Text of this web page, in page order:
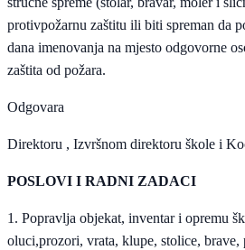
protivpožarnu zaštitu ili biti spreman da
dana imenovanja na mjesto odgovorne
zaštita od požara.
Odgovara
Direktoru , Izvršnom direktoru škole i
POSLOVI I RADNI ZADACI
1. Popravlja objekat, inventar i opremu
oluci,prozori, vrata, klupe, stolice, brave,